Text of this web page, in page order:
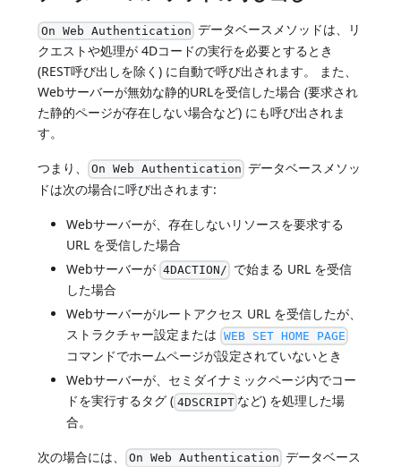
On Web Authentication データベースメソッドは、リ
クエストや処理が 4Dコードの実行を必要とするとき
(REST呼び出しを除く) に自動で呼び出されます。 また、
Webサーバーが無効な静的URLを受信した場合 (要求され
た静的ページが存在しない場合など) にも呼び出されま
す。
つまり、 On Web Authentication データベースメソッ
ドは次の場合に呼び出されます:
Webサーバーが、存在しないリソースを要求する
URL を受信した場合
Webサーバーが 4DACTION/ で始まる URL を受信
した場合
Webサーバーがルートアクセス URL を受信したが、
ストラクチャー設定または WEB SET HOME PAGE
コマンドでホームページが設定されていないとき
Webサーバーが、セミダイナミックページ内でコー
ドを実行するタグ ( 4DSCRIPT など) を処理した場
合。
次の場合には、 On Web Authentication データベース